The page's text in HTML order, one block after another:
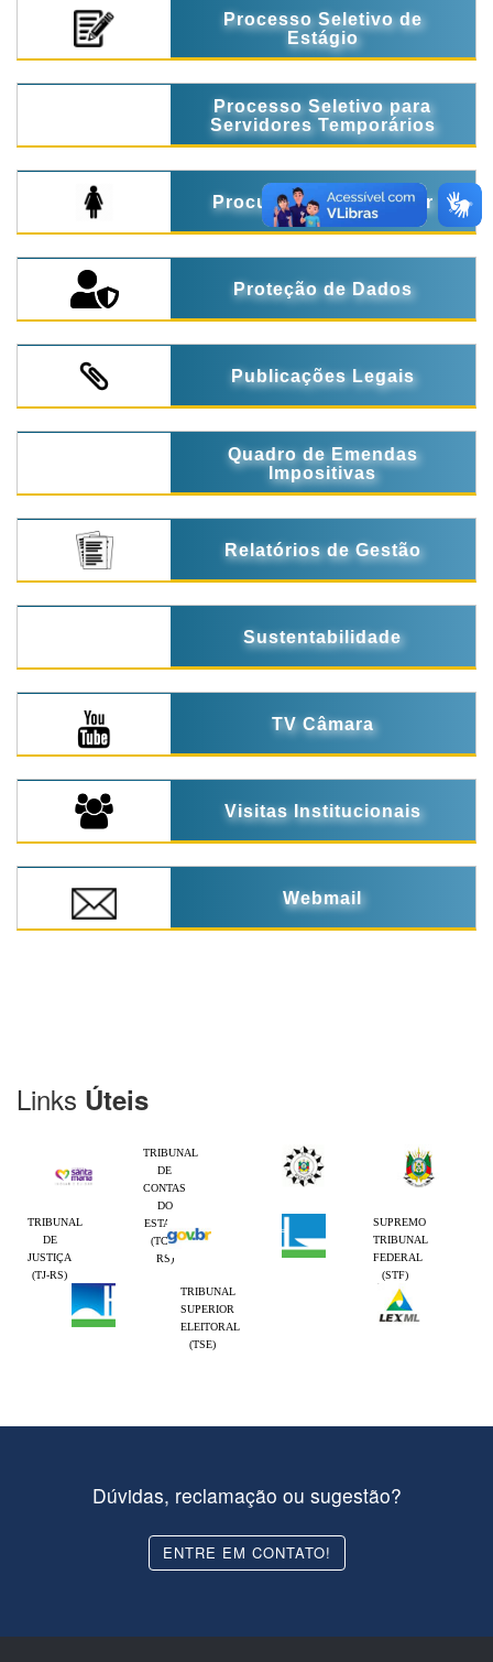
Processo Seletivo de
Estágio
Processo Seletivo para
Servidores Temporários
Procuradoria da Mulher
Proteção de Dados
Publicações Legais
Quadro de Emendas
Impositivas
Relatórios de Gestão
Sustentabilidade
TV Câmara
Visitas Institucionais
Webmail
Links Úteis
TRIBUNAL
DE
CONTAS
DO
ESTADO
(TCE-
RS)
TRIBUNAL
DE
JUSTIÇA
(TJ-RS)
SUPREMO
TRIBUNAL
FEDERAL
(STF)
TRIBUNAL
SUPERIOR
ELEITORAL
(TSE)
Dúvidas, reclamação ou sugestão?
ENTRE EM CONTATO!